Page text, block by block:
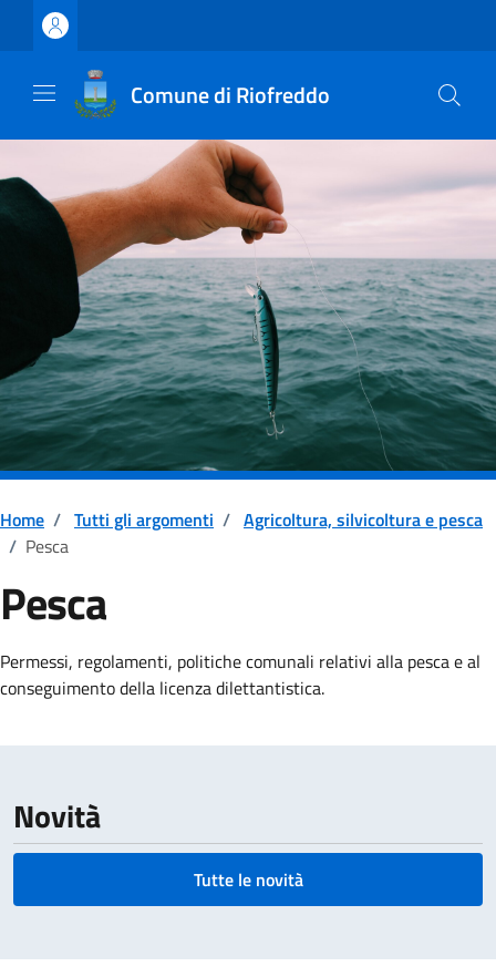
Vai ai contenuti
Vai al footer
Comune di Riofreddo
Home / Tutti gli argomenti / Agricoltura, silvicoltura e pesca
/ Pesca
Pesca
Dettagli della notizia
Permessi, regolamenti, politiche comunali relativi alla pesca e al
conseguimento della licenza dilettantistica.
Novità
Tutte le novità